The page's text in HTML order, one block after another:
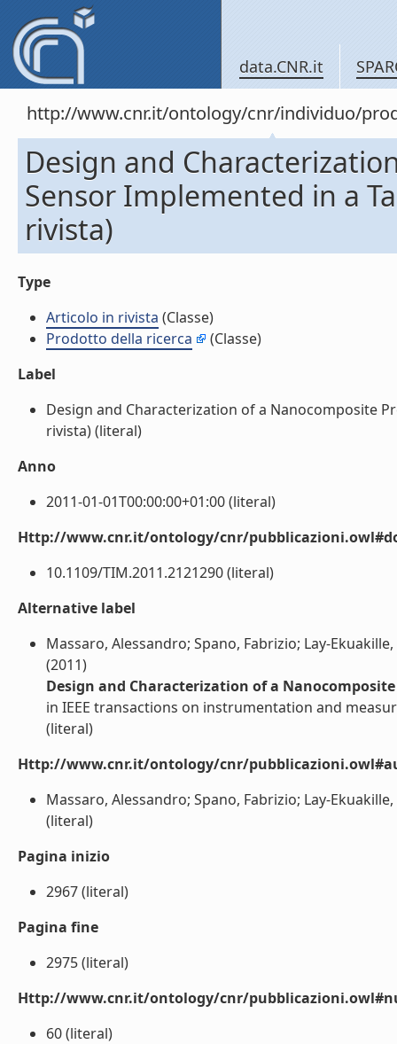
data.CNR.it
http://www.cnr.it/ontology/cnr/individuo/
Design and
Sensor Implemented in a
rivista)
Type
Articolo in rivista (Classe)
Prodotto della ricerca
(Classe)
Label
Design and Characterization of a Nanocomposite
rivista) (literal)
Anno
2011-01-01T00:00:00+01:00 (literal)
Http://www.cnr.it/ontology/cnr/
10.1109/TIM.2011.2121290 (literal)
Alternative label
Massaro, Alessandro; Spano, Fabrizio; Lay-
(2011)
Design and Characterization of a
in IEEE transactions on instrumentation and
(literal)
Http://www.cnr.it/ontology/cnr/
Massaro, Alessandro; Spano, Fabrizio; Lay-
(literal)
Pagina inizio
2967 (literal)
Pagina fine
2975 (literal)
Http://www.cnr.it/ontology/cnr/
60 (literal)